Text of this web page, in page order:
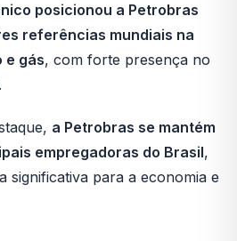
posicionou a Petrobras
referências mundiais na
e gás, com forte presença no
a Petrobras se mantém
empregadoras do Brasil,
significativa para a economia e